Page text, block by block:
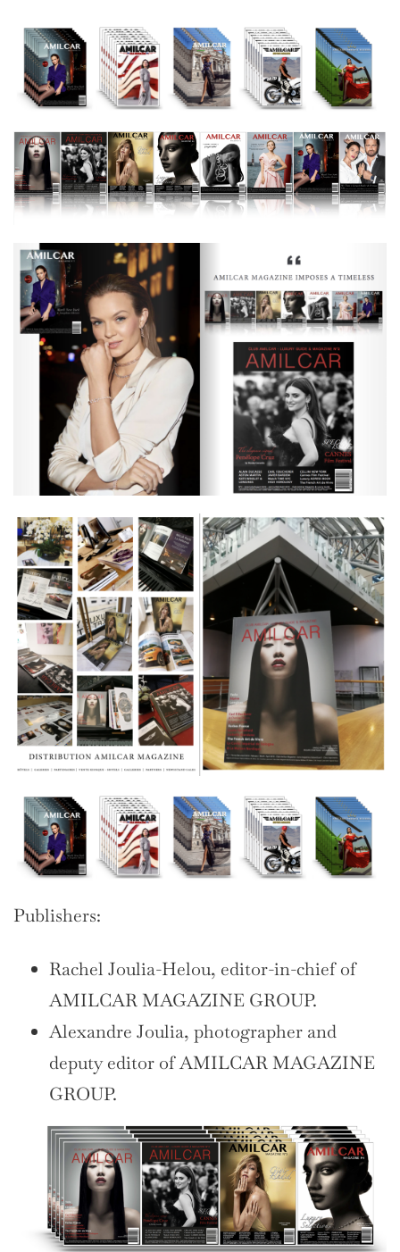
Publishers:
Rachel Joulia-Helou, editor-in-chief of
AMILCAR MAGAZINE GROUP.
Alexandre Joulia, photographer and
deputy editor of AMILCAR MAGAZINE
GROUP.